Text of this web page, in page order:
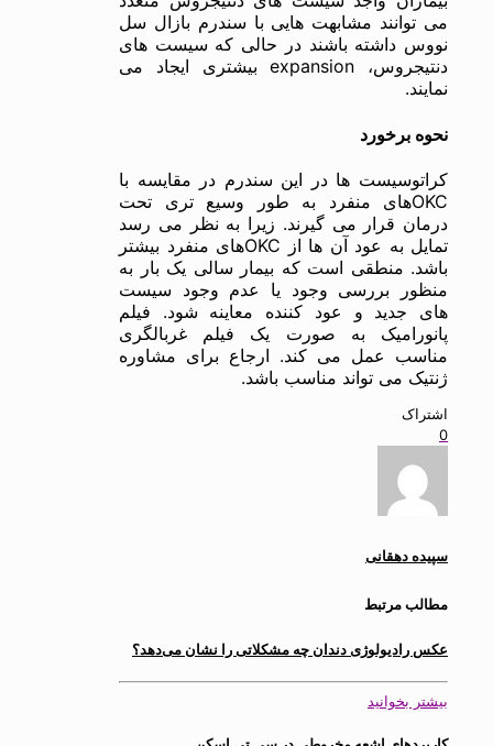
می توانند مشابهت هایی با سندرم بازال سل
نووس داشته باشند در حالی که سیست های
دنتیجروس، expansion بیشتری ایجاد می
نمایند.
نحوه برخورد
کراتوسیست ها در این سندرم در مقایسه با
OKCهای منفرد به طور وسیع تری تحت
درمان قرار می گیرند. زیرا به نظر می رسد
تمایل به عود آن ها از OKCهای منفرد بیشتر
باشد. منطقی است که بیمار سالی یک بار به
منظور بررسی وجود یا عدم وجود سیست
های جدید و عود کننده معاینه شود. فیلم
پانورامیک به صورت یک فیلم غربالگری
مناسب عمل می کند. ارجاع برای مشاوره
ژنتیک می تواند مناسب باشد.
اشتراک
0
سپیده دهقانی
مطالب مرتبط
عکس رادیولوژی دندان چه مشکلاتی را نشان می‌دهد؟
بیشتر بخوانید